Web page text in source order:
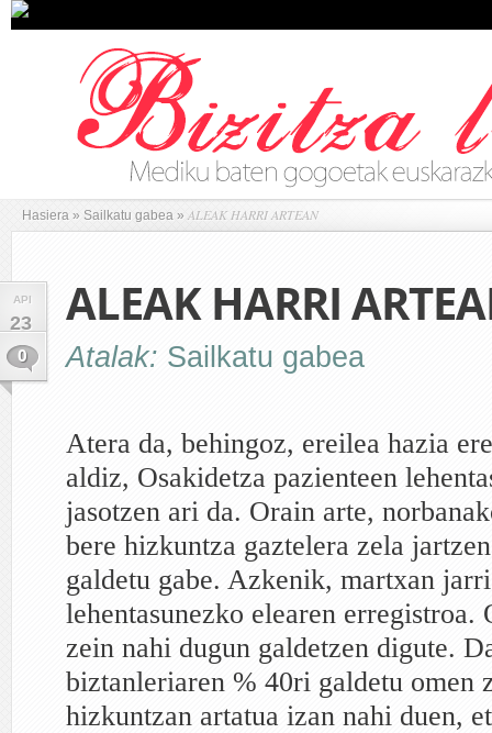
Hasiera » Sailkatu gabea » ALEAK HARRI ARTEAN
API
23
0
ALEAK HARRI
Atalak: Sailkatu gabea
Atera da, behingoz, ereilea hazia
aldiz, Osakidetza pazienteen
jasotzen ari da. Orain arte,
bere hizkuntza gaztelera zela
galdetu gabe. Azkenik, martxan
lehentasunezko elearen erregistroa.
zein nahi dugun galdetzen digute.
biztanleriaren % 40ri galdetu omen
hizkuntzan artatua izan nahi duen,